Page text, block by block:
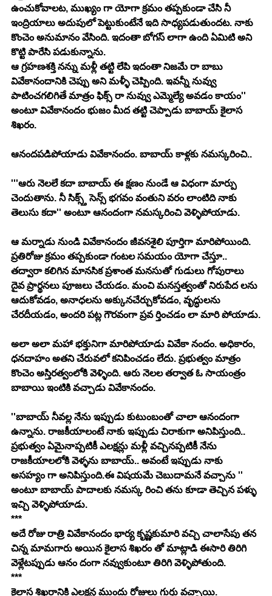
ఉంచుకోవాలట, ముఖ్యం గా యోగా క్రమం తప్పకుండా చేసి నీ
ఇంద్రియాలు అదుపులో పెట్టుకుంటేనే ఇది సాధ్యపడుతుందట. నాకు
కొంచెం అనుమానం వేసింది. ఇదంతా బోగస్ లాగా ఉంది ఏమిటి అని
కొట్టి పారేసి పడుకున్నాను.
ఆ గ్రహణశక్తి నన్ను మళ్లీ తట్టి లేపి ఇదంతా నిజమే రా బాబు
వివేకానందానికి చెప్పు అని మళ్ళీ చెప్పింది. ఇవన్నీ నువ్వు
పాటించగలిగితే మాత్రం ఫిక్స్ రా నువ్వు ఎమ్మెల్యే అవడం కాయం''
అంటూ వివేకానందం భుజం మీద తట్టి చెప్పాడు బాబాయ్ కైలాస
శిఖరం.
ఆనందపడిపోయాడు వివేకానందం. బాబాయ్ కాళ్లకు నమస్కరించి..
'''ఆరు నెలలే కదా బాబాయ్ ఈ క్షణం నుండే ఆ విధంగా మార్పు
చెందుతాను. నీ సిక్స్త్ సెన్స్ భగవం వంతుని వరం లాంటిది నాకు
తెలుసు కదా'' అంటూ ఆనందంగా నమస్కరించి వెళ్ళిపోయాడు.
ఆ మర్నాడు నుండి వివేకానందం జీవనశైలి పూర్తిగా మారిపోయింది.
ప్రతిరోజు క్రమం తప్పకుండా గంటల సమయం యోగా చేస్తూ..
తద్వారా కలిగిన మానసిక ప్రశాంత మనసుతో గుడులు గోపురాలు
దైవ ప్రార్థనలు పూజలు చేయడం. మంచి మనస్తత్వంతో నిరుపేద లను
ఆదుకోవడం, అనాధలను అక్కునచేర్చుకోవడం, వృద్ధులను
చేరదీయడం, అందరి పట్ల గౌరవంగా ప్రవ ర్తించడం లా మారి పోయాడు.
అలా అలా మహా భక్తునిగా మారిపోయాడు వివేకా నందం. అధికారం,
ధనదాహం అతని చేరువలో కనిపించడం లేదు. ప్రభుత్వం మాత్రం
కొంచెం అస్తిరత్వంలోకి వెళ్ళింది. ఆరు నెలల తర్వాత ఓ సాయంత్రం
బాబాయి ఇంటికి వచ్చాడు వివేకానందం.
''బాబాయ్ నీవల్ల నేను ఇప్పుడు కుటుంబంతో చాలా ఆనందంగా
ఉన్నాను. రాజకీయాలంటే నాకు ఇప్పుడు చిరాకుగా అనిపిస్తుంది..
ప్రభుత్వం ఏమైనాప్పటికీ ఎలక్షన్లు మళ్లీ వచ్చినప్పటికీ నేను
రాజకీయాలలోకి వెళ్ళను బాబాయ్.. అవంటే ఇప్పుడు నాకు
అసహ్యం గా అనిపిస్తుంది.ఈ విషయమే చెబుదామనే వచ్చాను ''
అంటూ బాబాయ్ పాదాలకు నమస్క రించి తను కూడా తెచ్చిన పళ్ళు
ఇచ్చి వెళ్ళిపోయాడు.
***
అదే రోజు రాత్రి వివేకానందం భార్య కృష్ణకుమారి వచ్చి చాలాసేపు తన
చిన్న మామగారు అయిన కైలాస శిఖరం తో మాట్లాడి ఈసారి తిరిగి
వెళ్లేటప్పుడు ఆనం దంగా నవ్వుకుంటూ తిరిగి వెళ్ళిపోతుంది.
***
కైలాస శిఖరానికి ఎలక్షన్ల ముందు రోజులు గుర్తు వచ్చాయి.